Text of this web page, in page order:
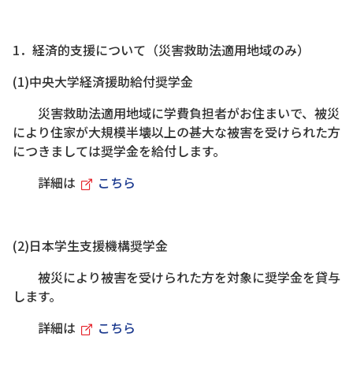
1．経済的支援について（災害救助法適用地域のみ）
(1)中央大学経済援助給付奨学金
災害救助法適用地域に学費負担者がお住まいで、被災
により住家が大規模半壊以上の甚大な被害を受けられた方
につきましては奨学金を給付します。
詳細は
こちら
(2)日本学生支援機構奨学金
被災により被害を受けられた方を対象に奨学金を貸与
します。
詳細は
こちら